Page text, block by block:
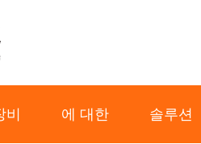
에 대한 솔루션